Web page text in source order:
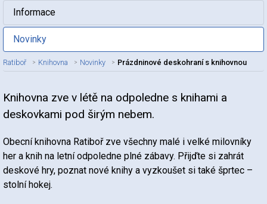
Informace
Novinky
Ratiboř Knihovna Novinky Prázdninové deskohraní s knihovnou
Nadpis článku
Knihovna zve v létě na odpoledne s knihami a
deskovkami pod širým nebem.
Obecní knihovna Ratiboř zve všechny malé i velké milovníky
her a knih na letní odpoledne plné zábavy. Přijďte si zahrát
deskové hry, poznat nové knihy a vyzkoušet si také šprtec –
stolní hokej.